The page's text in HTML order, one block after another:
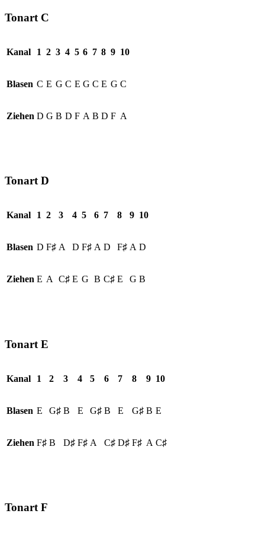
Tonart C
Kanal 1 2 3 4 5 6 7 8 9 10
Blasen C E G C E G C E G C
Ziehen D G B D F A B D F A
Tonart D
Kanal 1 2 3 4 5 6 7 8 9 10
Blasen D F♯ A D F♯ A D F♯ A D
Ziehen E A C♯ E G B C♯ E G B
Tonart E
Kanal 1 2 3 4 5 6 7 8 9 10
Blasen E G♯ B E G♯ B E G♯ B E
Ziehen F♯ B D♯ F♯ A C♯ D♯ F♯ A C♯
Tonart F